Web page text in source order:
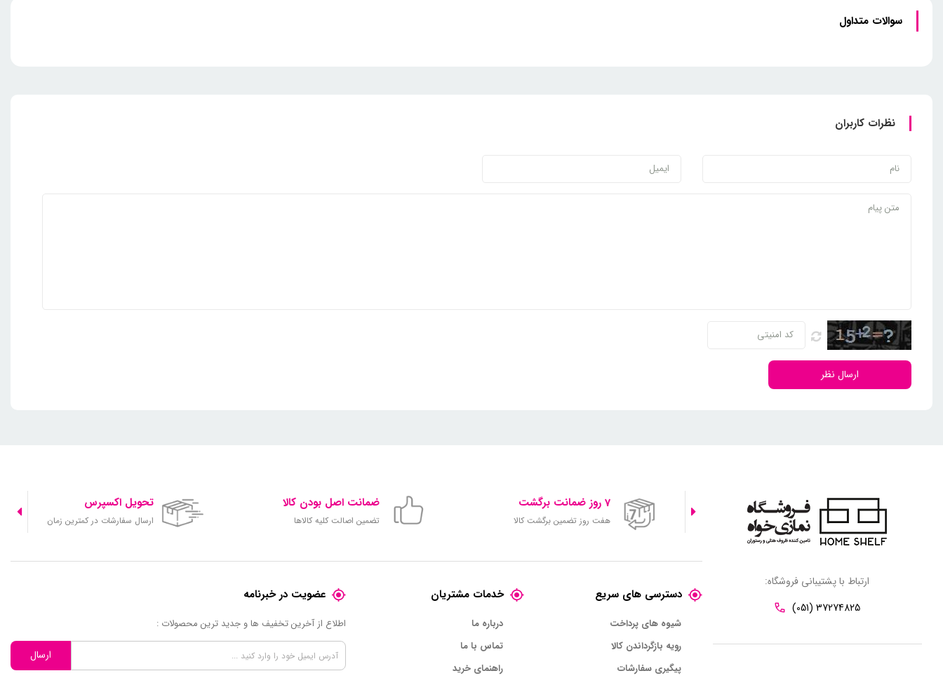
سوالات متداول
نظرات کاربران
ارسال نظر
ارتباط با پشتیبانی فروشگاه:
(051) 37274825
7 روز ضمانت برگشت
هفت روز تضمین برگشت کالا
ضمانت اصل بودن کالا
تضمین اصالت کلیه کالاها
تحویل اکسپرس
ارسال سفارشات در کمترین زمان
دسترسی های سریع
شیوه های پرداخت
رویه بازگرداندن کالا
پیگیری سفارشات
خدمات مشتریان
درباره ما
تماس با ما
راهنمای خرید
عضویت در خبرنامه
اطلاع از آخرین تخفیف ها و جدید ترین محصولات :
ارسال